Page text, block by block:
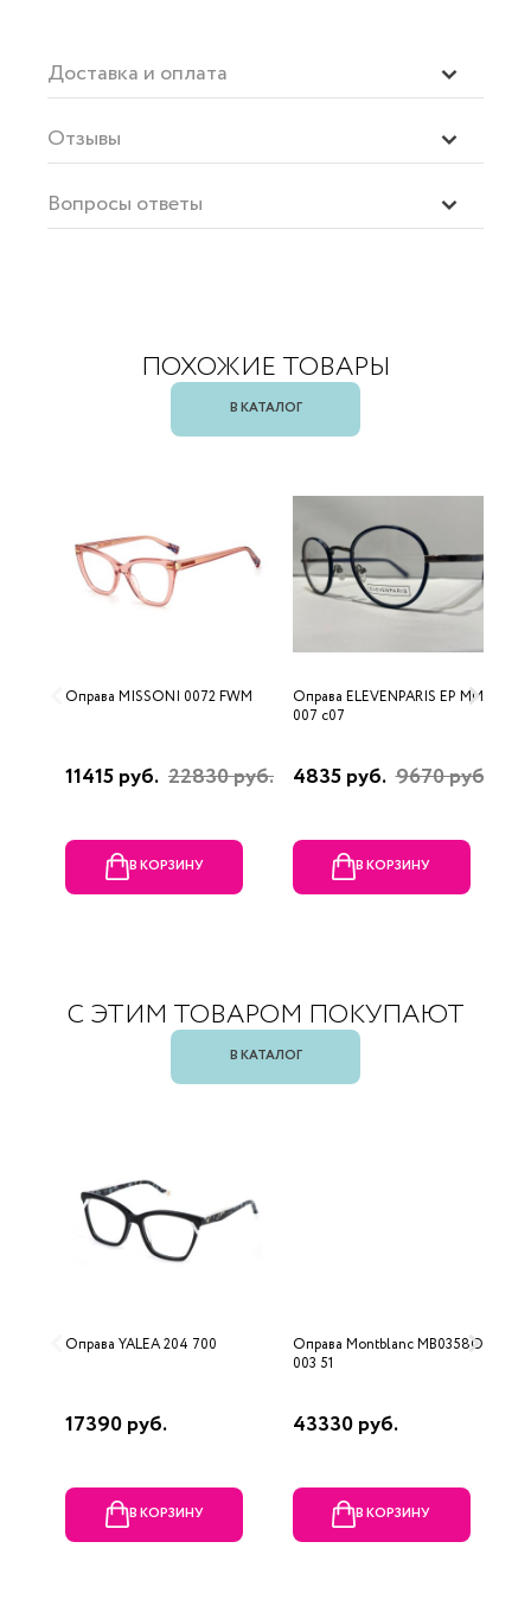
Доставка и оплата
Отзывы
Вопросы ответы
ПОХОЖИЕ ТОВАРЫ
В КАТАЛОГ
Оправа MISSONI 0072 FWM
11415 руб. 22830 руб.
В КОРЗИНУ
Оправа ELEVENPARIS EP MM
007 c07
4835 руб. 9670 руб.
В КОРЗИНУ
С ЭТИМ ТОВАРОМ ПОКУПАЮТ
В КАТАЛОГ
Оправа YALEA 204 700
17390 руб.
В КОРЗИНУ
Оправа Montblanc MB0358O-
003 51
43330 руб.
В КОРЗИНУ